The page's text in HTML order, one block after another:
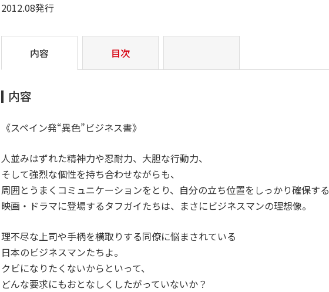
2012.08発行
内容 目次
内容
《スペイン発“異色”ビジネス書》
人並みはずれた精神力や忍耐力、大胆な行動力、
そして強烈な個性を持ち合わせながらも、
周囲とうまくコミュニケーションをとり、自分の立ち位置をしっかり確保する――
映画・ドラマに登場するタフガイたちは、まさにビジネスマンの理想像。
理不尽な上司や手柄を横取りする同僚に悩まされている
日本のビジネスマンたちよ。
クビになりたくないからといって、
どんな要求にもおとなしくしたがっていないか？